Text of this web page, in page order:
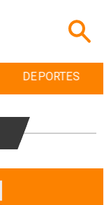
DEPORTES